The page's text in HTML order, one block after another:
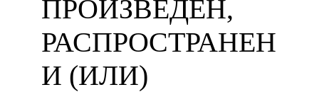
ПРОИЗВЕДЕН,
РАСПРОСТРАНЕН
И (ИЛИ)